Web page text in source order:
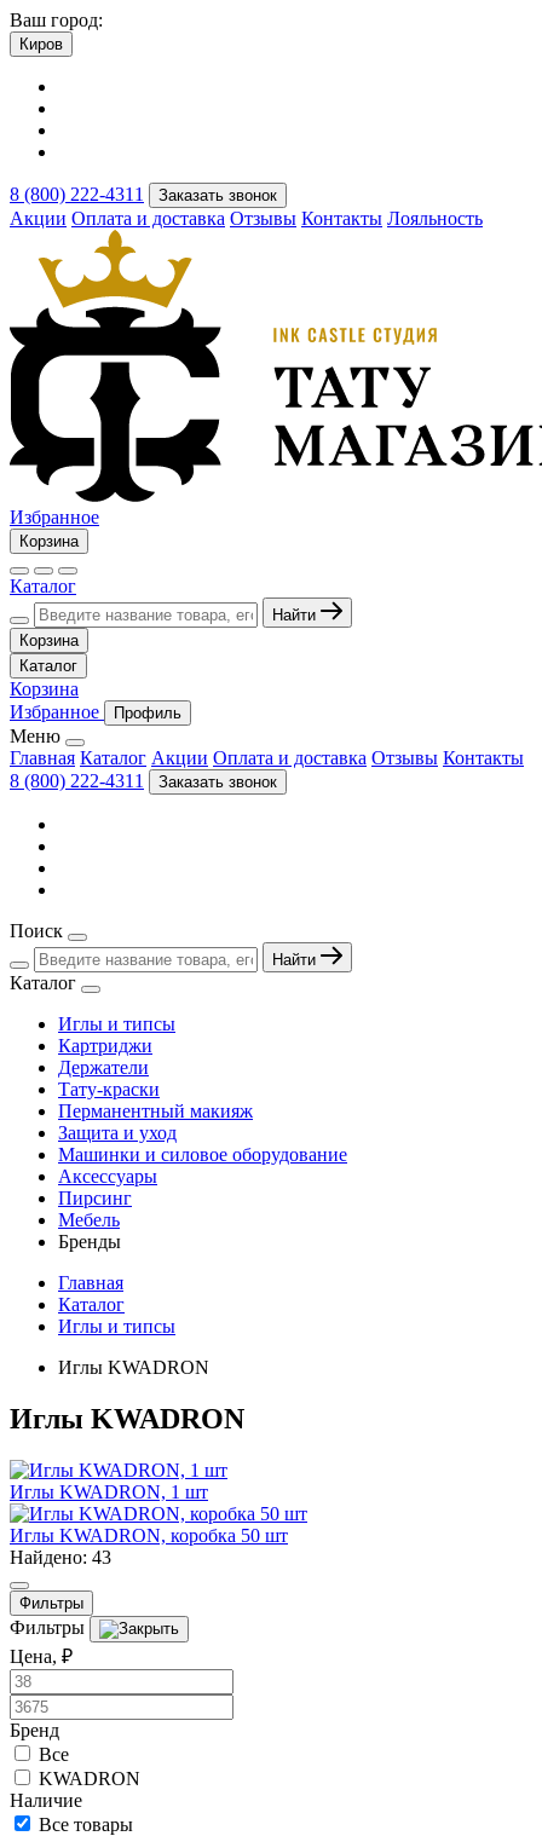
Ваш город:
Киров
8 (800) 222-4311 Заказать звонок
Акции Оплата и доставка Отзывы Контакты Лояльность
Избранное
Корзина
Каталог
Найти
Корзина
Каталог
Корзина
Избранное
Профиль
Меню
Главная Каталог Акции Оплата и доставка Отзывы Контакты
8 (800) 222-4311
Заказать звонок
Поиск
Найти
Каталог
Иглы и типсы
Картриджи
Держатели
Тату-краски
Перманентный макияж
Защита и уход
Машинки и силовое оборудование
Аксессуары
Пирсинг
Мебель
Бренды
Главная
Каталог
Иглы и типсы
Иглы KWADRON
Иглы KWADRON
Иглы KWADRON, 1 шт
Иглы KWADRON, коробка 50 шт
Найдено: 43
Фильтры
Фильтры
Цена, ₽
Бренд
Все
KWADRON
Наличие
Все товары